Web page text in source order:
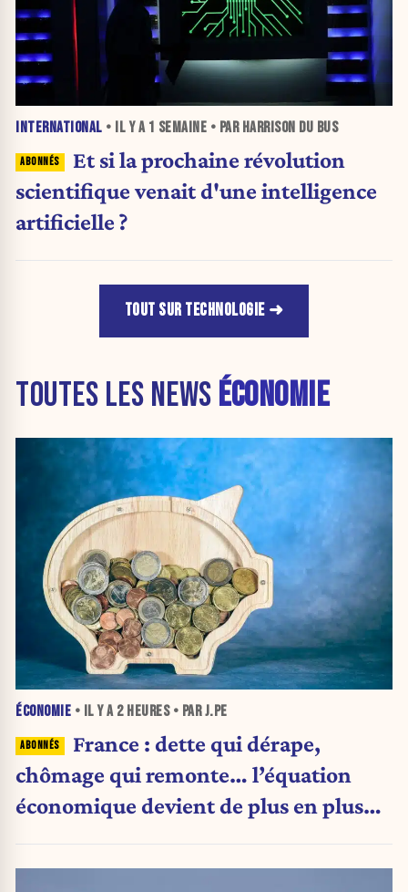
INTERNATIONAL • IL Y A 1 SEMAINE • PAR HARRISON DU BUS
Et si la prochaine révolution
scientifique venait d'une intelligence
artificielle ?
TOUT SUR TECHNOLOGIE
TOUTES LES NEWS ÉCONOMIE
ÉCONOMIE • IL Y A 2 HEURES• PAR J.PE
France : dette qui dérape,
chômage qui remonte… l’équation
économique devient de plus en plus